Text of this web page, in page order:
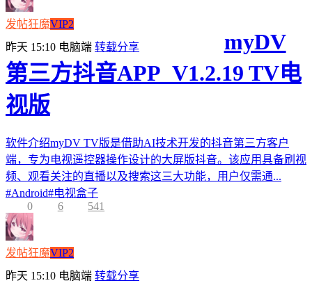
发帖狂魔VIP2
昨天 15:10 电脑端 转载分享
myDV
第三方抖音APP_V1.2.19 TV电
视版
软件介绍myDV TV版是借助AI技术开发的抖音第三方客户
端，专为电视遥控器操作设计的大屏版抖音。该应用具备刷视
频、观看关注的直播以及搜索这三大功能，用户仅需通...
#Android#电视盒子
0
6 541
发帖狂魔VIP2
昨天 15:10 电脑端 转载分享